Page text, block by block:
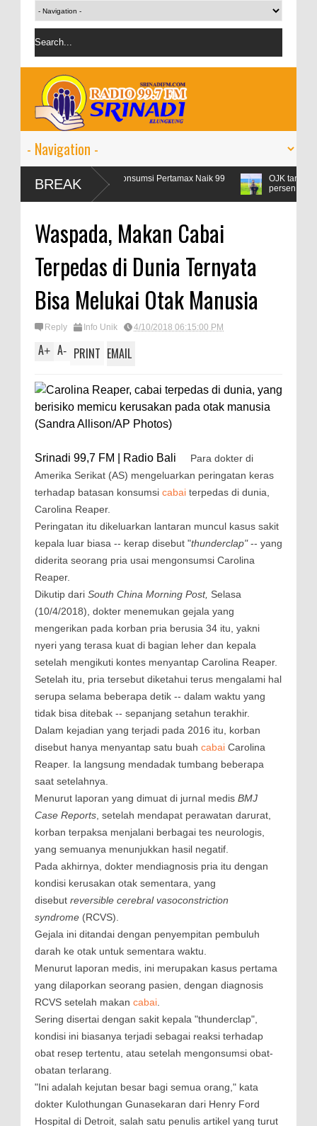
BREAK
Libur Lebaran, Konsumsi Pertamax Naik 99
Persen
OJK targetkan kredit
persen
Waspada, Makan Cabai
Terpedas di Dunia Ternyata
Bisa Melukai Otak Manusia
Reply Info Unik 4/10/2018 06:15:00 PM
A+ A- PRINT EMAIL
Srinadi 99,7 FM | Radio Bali
Para dokter di
Amerika Serikat (AS) mengeluarkan peringatan keras
terhadap batasan konsumsi cabai terpedas di dunia,
Carolina Reaper.
Peringatan itu dikeluarkan lantaran muncul kasus sakit
kepala luar biasa -- kerap disebut "thunderclap"-- yang
diderita seorang pria usai mengonsumsi Carolina
Reaper.
Dikutip dari South China Morning Post, Selasa
(10/4/2018), dokter menemukan gejala yang
mengerikan pada korban pria berusia 34 itu, yakni
nyeri yang terasa kuat di bagian leher dan kepala
setelah mengikuti kontes menyantap Carolina Reaper.
Setelah itu, pria tersebut diketahui terus mengalami hal
serupa selama beberapa detik -- dalam waktu yang
tidak bisa ditebak -- sepanjang setahun terakhir.
Dalam kejadian yang terjadi pada 2016 itu, korban
disebut hanya menyantap satu buah cabai Carolina
Reaper. Ia langsung mendadak tumbang beberapa
saat setelahnya.
Menurut laporan yang dimuat di jurnal medis BMJ
Case Reports , setelah mendapat perawatan darurat,
korban terpaksa menjalani berbagai tes neurologis,
yang semuanya menunjukkan hasil negatif.
Pada akhirnya, dokter mendiagnosis pria itu dengan
kondisi kerusakan otak sementara, yang
disebut reversible cerebral vasoconstriction
syndrome (RCVS).
Gejala ini ditandai dengan penyempitan pembuluh
darah ke otak untuk sementara waktu.
Menurut laporan medis, ini merupakan kasus pertama
yang dilaporkan seorang pasien, dengan diagnosis
RCVS setelah makan cabai
Sering disertai dengan sakit kepala "thunderclap",
kondisi ini biasanya terjadi sebagai reaksi terhadap
obat resep tertentu, atau setelah mengonsumsi obat-
obatan terlarang.
"Ini adalah kejutan besar bagi semua orang," kata
dokter Kulothungan Gunasekaran dari Henry Ford
Hospital di Detroit, salah satu penulis artikel yang turut